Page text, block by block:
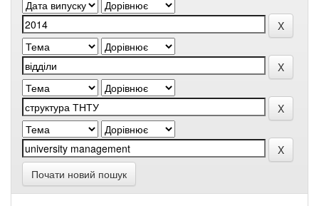
Почати новий пошук